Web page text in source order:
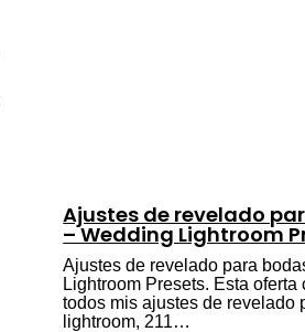
Ajustes de revelado
– Wedding Lightroom
Ajustes de revelado para
Lightroom Presets. Esta oferta
todos mis ajustes de revelado
lightroom, 211…